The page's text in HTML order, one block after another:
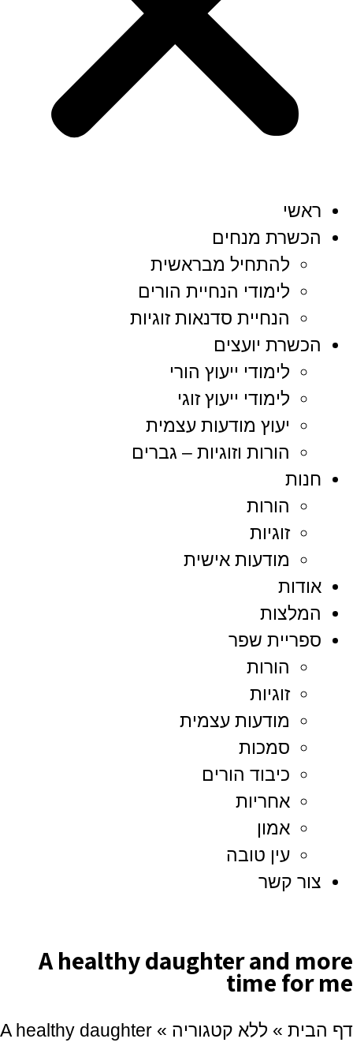
ראשי
הכשרת מנחים
להתחיל מבראשית
לימודי הנחיית הורים
הנחיית סדנאות זוגיות
הכשרת יועצים
לימודי ייעוץ הורי
לימודי ייעוץ זוגי
יעוץ מודעות עצמית
הורות וזוגיות – גברים
חנות
הורות
זוגיות
מודעות אישית
אודות
המלצות
ספריית שפר
הורות
זוגיות
מודעות עצמית
סמכות
כיבוד הורים
אחריות
אמון
עין טובה
צור קשר
A healthy daughter and more
time for me
דף הבית » ללא קטגוריה »
A healthy daughter